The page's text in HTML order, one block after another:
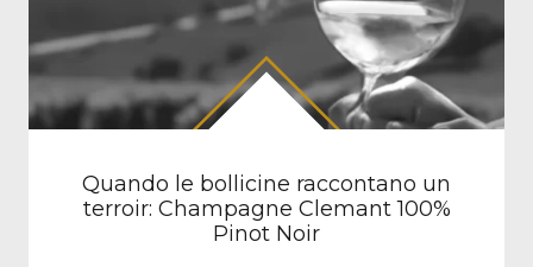
Quando le bollicine raccontano un
terroir: Champagne Clemant 100%
Pinot Noir